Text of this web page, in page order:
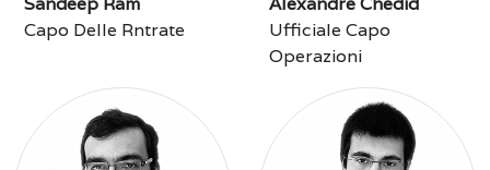
Capo Delle Rntrate
Ufficiale Capo
Operazioni